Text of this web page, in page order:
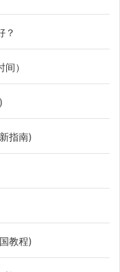
？
）
指南)
教程)